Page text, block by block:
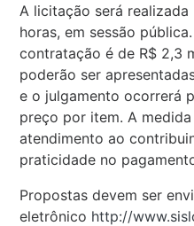
A licitação será
horas, em sessão
contratação é de R$ 2,3
poderão ser
e o julgamento ocorrerá
preço por item. A
atendimento ao
praticidade no
Propostas devem ser
eletrônico http://